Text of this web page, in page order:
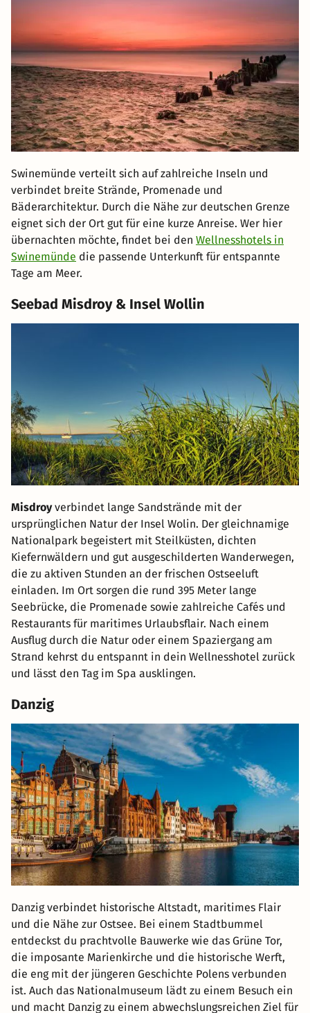
Swinemünde verteilt sich auf zahlreiche Inseln und
verbindet breite Strände, Promenade und
Bäderarchitektur. Durch die Nähe zur deutschen Grenze
eignet sich der Ort gut für eine kurze Anreise. Wer hier
übernachten möchte, findet bei den Wellnesshotels in
Swinemünde die passende Unterkunft für entspannte
Tage am Meer.
Seebad Misdroy & Insel Wollin
Misdroyverbindet lange Sandstrände mit der
ursprünglichen Natur der Insel Wolin. Der gleichnamige
Nationalpark begeistert mit Steilküsten, dichten
Kiefernwäldern und gut ausgeschilderten Wanderwegen,
die zu aktiven Stunden an der frischen Ostseeluft
einladen. Im Ort sorgen die rund 395 Meter lange
Seebrücke, die Promenade sowie zahlreiche Cafés und
Restaurants für maritimes Urlaubsflair. Nach einem
Ausflug durch die Natur oder einem Spaziergang am
Strand kehrst du entspannt in dein Wellnesshotel zurück
und lässt den Tag im Spa ausklingen.
Danzig
Danzig verbindet historische Altstadt, maritimes Flair
und die Nähe zur Ostsee. Bei einem Stadtbummel
entdeckst du prachtvolle Bauwerke wie das Grüne Tor,
die imposante Marienkirche und die historische Werft,
die eng mit der jüngeren Geschichte Polens verbunden
ist. Auch das Nationalmuseum lädt zu einem Besuch ein
und macht Danzig zu einem abwechslungsreichen Ziel für